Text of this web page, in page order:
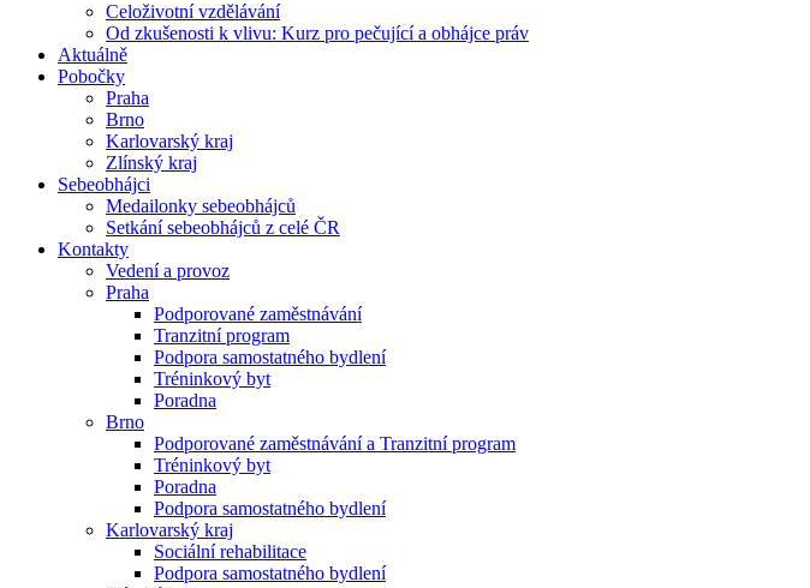
Celoživotní vzdělávání
Od zkušenosti k vlivu: Kurz pro pečující a obhájce práv
Aktuálně
Pobočky
Praha
Brno
Karlovarský kraj
Zlínský kraj
Sebeobhájci
Medailonky sebeobhájců
Setkání sebeobhájců z celé ČR
Kontakty
Vedení a provoz
Praha
Podporované zaměstnávání
Tranzitní program
Podpora samostatného bydlení
Tréninkový byt
Poradna
Brno
Podporované zaměstnávání a Tranzitní program
Tréninkový byt
Poradna
Podpora samostatného bydlení
Karlovarský kraj
Sociální rehabilitace
Podpora samostatného bydlení